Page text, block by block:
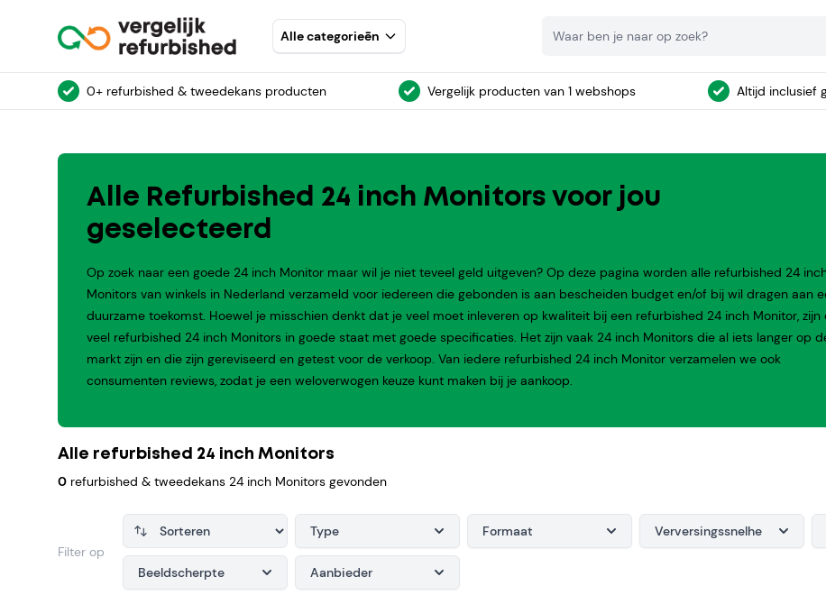
Alle categorieēn
0+ refurbished & tweedekans producten Vergelijk producten van 1 webshops Altijd inclusief
Alle Refurbished 24 inch Monitors voor jou
geselecteerd
Op zoek naar een goede 24 inch Monitor maar wil je niet teveel geld uitgeven? Op deze pagina worden alle refurbished 24
Monitors van winkels in Nederland verzameld voor iedereen die gebonden is aan bescheiden budget en/of bij wil dragen aan
duurzame toekomst. Hoewel je misschien denkt dat je veel moet inleveren op kwaliteit bij een refurbished 24 inch Monitor, zijn
veel refurbished 24 inch Monitors in goede staat met goede specificaties. Het zijn vaak 24 inch Monitors die al iets langer op
markt zijn en die zijn gereviseerd en getest voor de verkoop. Van iedere refurbished 24 inch Monitor verzamelen we ook
consumenten reviews, zodat je een weloverwogen keuze kunt maken bij je aankoop.
Alle refurbished 24 inch Monitors
0 refurbished & tweedekans 24 inch Monitors gevonden
Filter op
Type Formaat Verversingssnelheid
Beeldscherpte Aanbieder